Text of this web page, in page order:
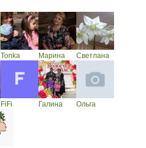
Tonka Марина Светлана
FiFi Галина Ольга